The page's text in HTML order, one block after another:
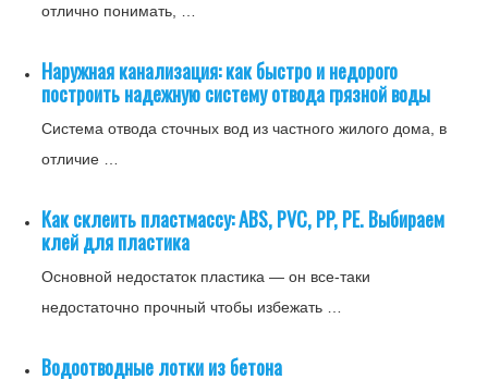
отлично понимать, …
Наружная канализация: как быстро и недорого
построить надежную систему отвода грязной воды
Система отвода сточных вод из частного жилого дома, в
отличие …
Как склеить пластмассу: ABS, PVC, PP, PE. Выбираем
клей для пластика
Основной недостаток пластика — он все-таки
недостаточно прочный чтобы избежать …
Водоотводные лотки из бетона